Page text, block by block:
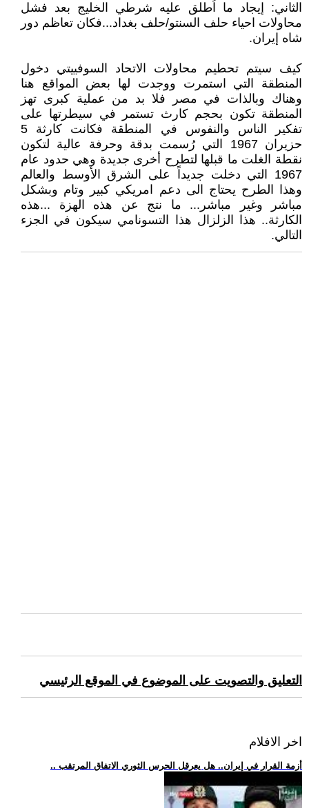
الثاني: إيجاد ما اُطلق عليه شرطي الخليج بعد فشل
محاولات احياء حلف السنتو/حلف بغداد...فكان تعاظم دور
شاه إيران.
كيف سيتم تحطيم محاولات الاتحاد السوفييتي دخول
المنطقة التي استمرت ووجدت لها بعض المواقع هنا
وهناك وبالذات في مصر فلا بد من عملية كبرى تهز
المنطقة تكون بحجم كارث تستمر في سيطرتها على
تفكير الناس والنفوس في المنطقة فكانت كارثة 5
حزيران 1967 التي رُسمت بدقة وحرفة عالية لتكون
نقطة الغلت ما قبلها لتطرح أخرى جديدة وهي حدود عام
1967 التي دخلت جديداً على الشرق الأوسط والعالم
وهذا الطرح يحتاج الى دعم امريكي كبير وتام وبشكل
مباشر وغير مباشر... ما نتج عن هذه الهزة ...هذه
الكارثة.. هذا الزلزال هذا التسونامي سيكون في الجزء
التالي.
التعليق والتصويت على الموضوع في الموقع الرئيسي
اخر الافلام
.. أزمة القرار في إيران.. هل يعرقل الحرس الثوري الاتفاق المرتقب